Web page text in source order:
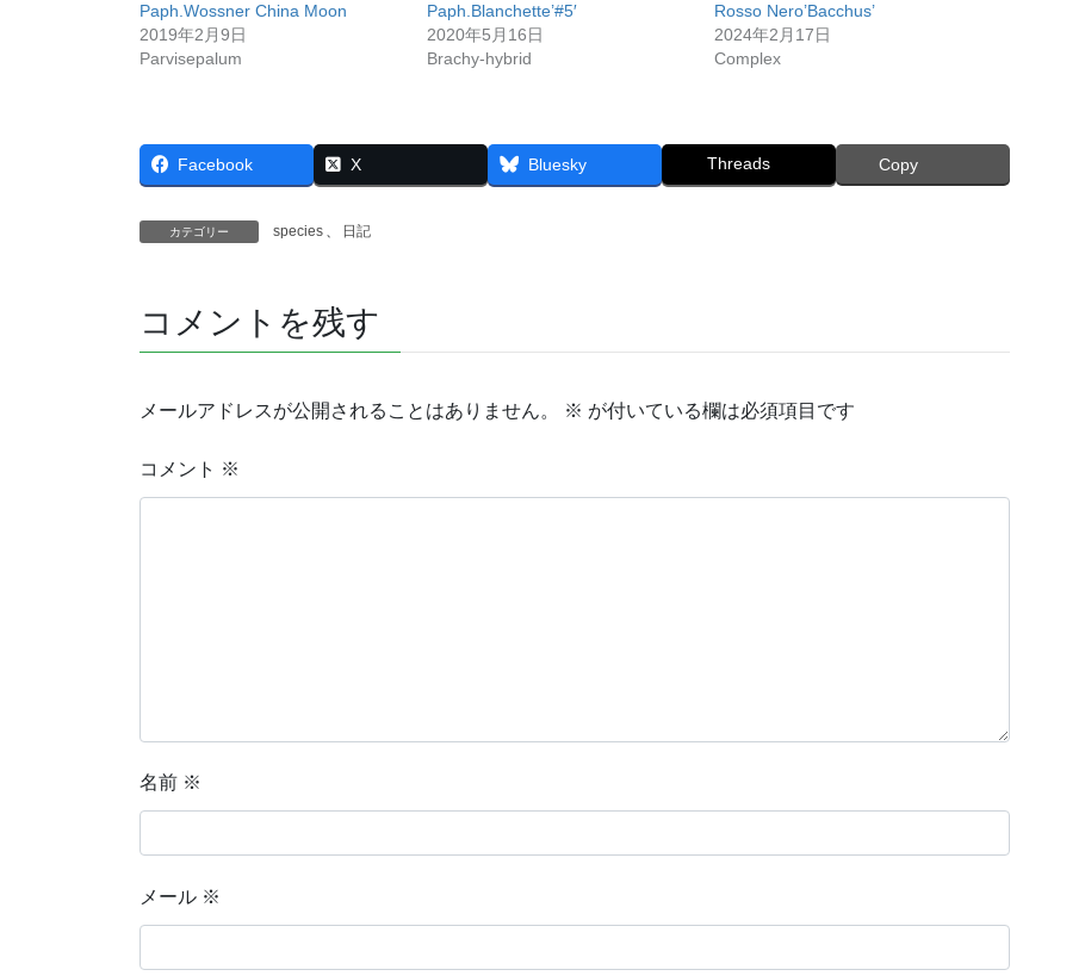
Paph.Wossner China Moon
2019年2月9日
Parvisepalum
Paph.Blanchette’#5′
2020年5月16日
Brachy-hybrid
Rosso Nero’Bacchus’
2024年2月17日
Complex
Facebook X Bluesky Threads Copy
カテゴリー species 、 日記
コメントを残す
メールアドレスが公開されることはありません。 ※ が付いている欄は必須項目です
コメント ※
名前 ※
メール ※